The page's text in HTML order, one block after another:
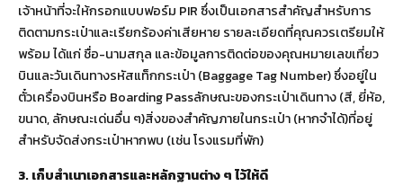
เจ้าหน้าที่จะให้กรอกแบบฟอร์ม PIR ซึ่งเป็นเอกสารสำคัญสำหรับการ
ติดตามกระเป๋าและเรียกร้องค่าเสียหาย รายละเอียดที่คุณควรเตรียมให้
พร้อม ได้แก่ ชื่อ-นามสกุล และข้อมูลการติดต่อของคุณหมายเลขเที่ยว
บินและวันเดินทางรหัสแท็กกระเป๋า (Baggage Tag Number) ซึ่งอยู่ใน
ตั๋วเครื่องบินหรือ Boarding Passลักษณะของกระเป๋าเดินทาง (สี, ยี่ห้อ,
ขนาด, ลักษณะเด่นอื่น ๆ)สิ่งของสำคัญภายในกระเป๋า (หากจำได้)ที่อยู่
สำหรับจัดส่งกระเป๋าหากพบ (เช่น โรงแรมที่พัก)
3. เก็บสำเนาเอกสารและหลักฐานต่าง ๆ ไว้ให้ดี